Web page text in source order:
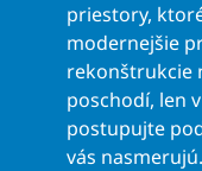
priestory,
modernejšie
rekonštrukcie
poschodí, len
postupujte
vás nasmerujú.